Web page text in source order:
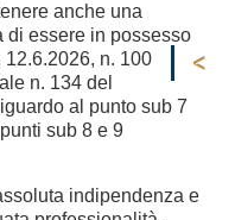
anche una
di essere in possesso
12.6.2026, n. 100
n. 134 del
al punto sub 7
sub 8 e 9
indipendenza e